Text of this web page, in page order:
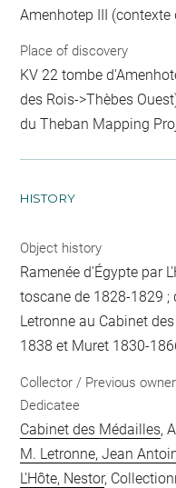
Amenhotep III
Place of discovery
KV 22 tombe
des Rois->Thèbes
du Theban Mapping
HISTORY
Object history
Ramenée d'Égypte par
toscane de 1828-1829 ;
Letronne au Cabinet
1838 et Muret 1830-
Collector / Previous
Dedicatee
Cabinet des Médailles,
M. Letronne, Jean
L'Hôte, Nestor,